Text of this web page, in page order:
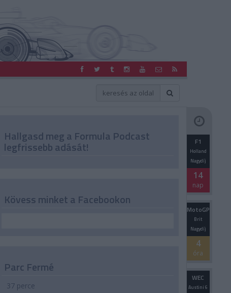
Hallgasd meg a Formula Podcast
legfrissebb adását! F1
Holland
Nagydíj
14
nap
MotoGP
Brit
Nagydíj
4
óra
WEC
Austini 6
Kövess minket a Facebookon
Parc Fermé
37 perce